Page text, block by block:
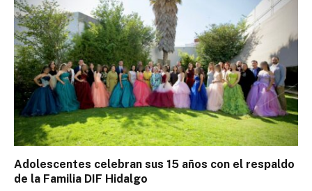
Adolescentes celebran sus 15 años con el respaldo
de la Familia DIF Hidalgo